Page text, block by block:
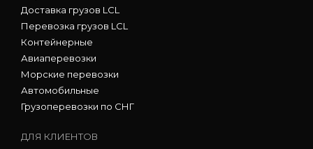
Доставка грузов LCL
Перевозка грузов LCL
Контейнерные
Авиаперевозки
Морские перевозки
Автомобильные
Грузоперевозки по СНГ
ДЛЯ КЛИЕНТОВ